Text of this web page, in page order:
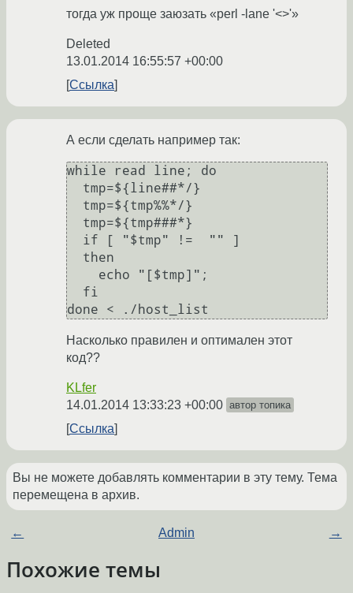
тогда уж проще заюзать «perl -lane '<>'»
Deleted
13.01.2014 16:55:57 +00:00
Ссылка
А если сделать например так:
while read line; do
done < ./host_list
Насколько правилен и оптимален этот
код??
KLfer
14.01.2014 13:33:23 +00:00 автор топика
Ссылка
Вы не можете добавлять комментарии в эту тему. Тема
перемещена в архив.
← Admin →
Похожие темы